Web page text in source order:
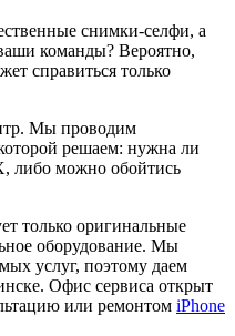
снимки-селфи, а
команды? Вероятно,
справиться только
Мы проводим
решаем: нужна ли
либо можно обойтись
только оригинальные
оборудование. Мы
услуг, поэтому даем
Офис сервиса открыт
или ремонтом iPhone